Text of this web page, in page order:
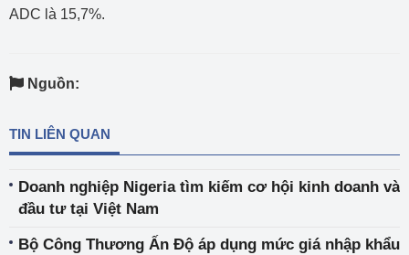
ADC là 15,7%.
Nguồn:
TIN LIÊN QUAN
Doanh nghiệp Nigeria tìm kiếm cơ hội kinh doanh và
đầu tư tại Việt Nam
Bộ Công Thương Ấn Độ áp dụng mức giá nhập khẩu